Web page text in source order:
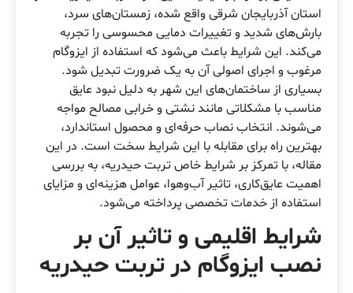
استان آذربایجان شرقی واقع شده، زمستان‌های سرد،
بارش‌های شدید و تغییرات دمایی محسوسی را تجربه
می‌کند. این شرایط باعث می‌شود که استفاده از ایزوگام
مرغوب و اجرای اصولی آن به یک ضرورت تبدیل شود.
بسیاری از ساختمان‌های این شهر به دلیل نبود عایق
مناسب با مشکلاتی مانند نشتی و خرابی مصالح مواجه
می‌شوند. انتخاب نصاب حرفه‌ای و محصول استاندارد،
بهترین راه برای مقابله با این شرایط سخت است. در این
مقاله، با تمرکز بر شرایط خاص تربت حیدریه، به بررسی
اهمیت عایق‌کاری، تاثیر آب‌وهوا، عوامل هزینه‌ای و مزایای
استفاده از خدمات تخصصی پرداخته می‌شود.
شرایط اقلیمی و تاثیر آن بر
نصب ایزوگام در تربت حیدریه